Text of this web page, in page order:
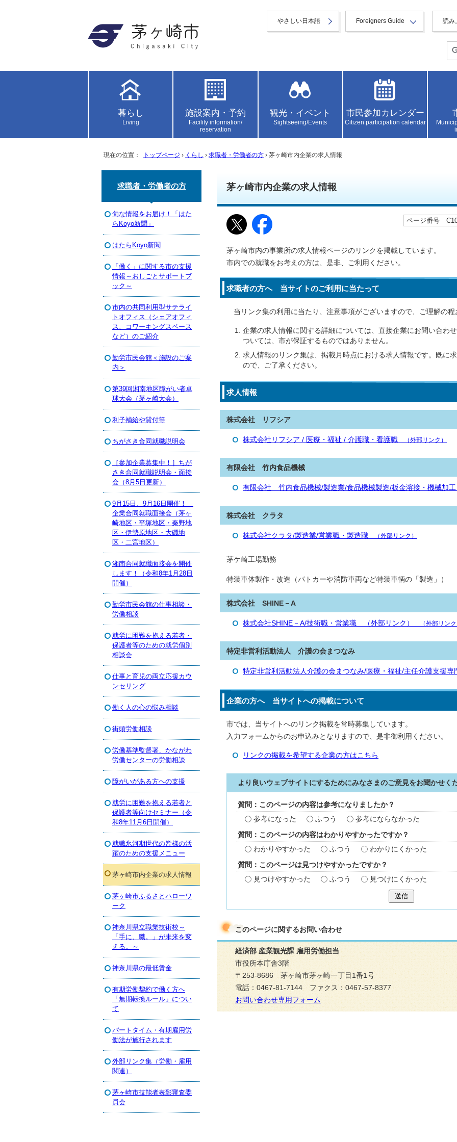
やさしい日本語 Foreigners Guide 読み
暮らし
Living
施設案内・予約
Facility information/
reservation
観光・イベント
Sightseeing/Events
市民参加カレンダー
Citizen participation calendar
現在の位置： トップページ › くらし › 求職者・労働者の方 › 茅ヶ崎市内企業の求人情報
茅ヶ崎市内企業の求人情報
ページ番号
茅ヶ崎市内の事業所の求人情報ページのリンクを掲載しています。
市内での就職をお考えの方は、是非、ご利用ください。
求職者の方へ 当サイトのご利用に当たって
当リンク集の利用に当たり、注意事項がございますので、ご理解の程
企業の求人情報に関する詳細については、直接企業にお問い合わ
ついては、市が保証するものではありません。
求人情報のリンク集は、掲載月時点における求人情報です。既に
ので、ご了承ください。
求人情報
株式会社 リフシア
株式会社リフシア / 医療・福祉 / 介護職・看護職 （外部リンク）
有限会社 竹内食品機械
有限会社 竹内食品機械/製造業/食品機械製造/板金溶接・機械加工
株式会社 クラタ
株式会社クラタ/製造業/営業職・製造職 （外部リンク）
茅ケ崎工場勤務
特装車体製作・改造（パトカーや消防車両など特装車輌の「製造」）
株式会社 SHINE－A
株式会社SHINE－A/技術職・営業職 （外部リンク） （外部リン
特定非営利活動法人 介護の会まつなみ
特定非営利活動法人介護の会まつなみ/医療・福祉/主任介護支援専
企業の方へ 当サイトへの掲載について
市では、当サイトへのリンク掲載を常時募集しています。
入力フォームからのお申込みとなりますので、是非御利用ください。
リンクの掲載を希望する企業の方はこちら
より良いウェブサイトにするためにみなさまのご意見をお聞かせく
質問：このページの内容は参考になりましたか？
参考になった
ふつう 参考にならなかった
質問：このページの内容はわかりやすかったですか？
わかりやすかった
ふつう わかりにくかった
質問：このページは見つけやすかったですか？
見つけやすかった
ふつう 見つけにくかった
送信
このページに関するお問い合わせ
経済部 産業観光課 雇用労働担当
市役所本庁舎3階
〒253-8686 茅ヶ崎市茅ヶ崎一丁目1番1号
電話：0467-81-7144 ファクス：0467-57-8377
お問い合わせ専用フォーム
求職者・労働者の方
旬な情報をお届け！「はた
らKoyo新聞」
はたらKoyo新聞
「働く」に関する市の支援
情報～おしごとサポートブ
ック～
市内の共同利用型サテライ
トオフィス（シェアオフィ
ス、コワーキングスペース
など）のご紹介
勤労市民会館＜施設のご案
内＞
第39回湘南地区障がい者卓
球大会（茅ヶ崎大会）
利子補給や貸付等
ちがさき合同就職説明会
［参加企業募集中！］ちが
さき合同就職説明会・面接
会（8月5日更新）
9月15日、9月16日開催！
企業合同就職面接会（茅ヶ
崎地区・平塚地区・秦野地
区・伊勢原地区・大磯地
区・二宮地区）
湘南合同就職面接会を開催
します！（令和8年1月28日
開催）
勤労市民会館の仕事相談・
労働相談
就労に困難を抱える若者・
保護者等のための就労個別
相談会
仕事と育児の両立応援カウ
ンセリング
働く人の心の悩み相談
街頭労働相談
労働基準監督署、かながわ
労働センターの労働相談
障がいがある方への支援
就労に困難を抱える若者と
保護者等向けセミナー（令
和8年11月6日開催）
就職氷河期世代の皆様の活
躍のための支援メニュー
茅ヶ崎市内企業の求人情報
茅ヶ崎市ふるさとハローワ
ーク
神奈川県立職業技術校～
「手に、職。」が未来を変
える。～
神奈川県の最低賃金
有期労働契約で働く方へ
「無期転換ルール」につい
て
パートタイム・有期雇用労
働法が施行されます
外部リンク集（労働・雇用
関連）
茅ヶ崎市技能者表彰審査委
員会